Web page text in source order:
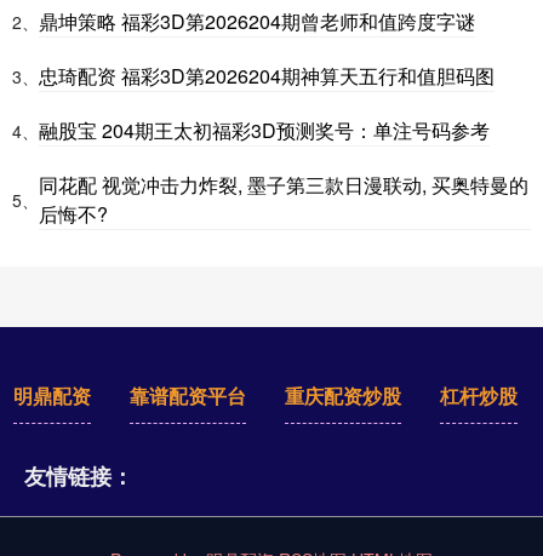
2、 鼎坤策略 福彩3D第2026204期曾老师和值跨度字谜
3、 忠琦配资 福彩3D第2026204期神算天五行和值胆码图
4、 融股宝 204期王太初福彩3D预测奖号：单注号码参考
5、
同花配 视觉冲击力炸裂, 墨子第三款日漫联动, 买奥特曼的
后悔不?
明鼎配资 靠谱配资平台 重庆配资炒股 杠杆炒股
友情链接：